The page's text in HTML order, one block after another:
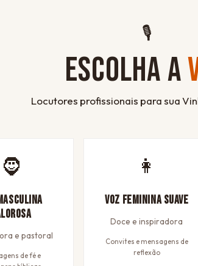
🎙
ESCOLHA A
Locutores profissionais para sua
🧔
e pastoral
de fé e
👩
Voz Feminina Suave
Doce e inspiradora
Convites e mensagens de
reflexão